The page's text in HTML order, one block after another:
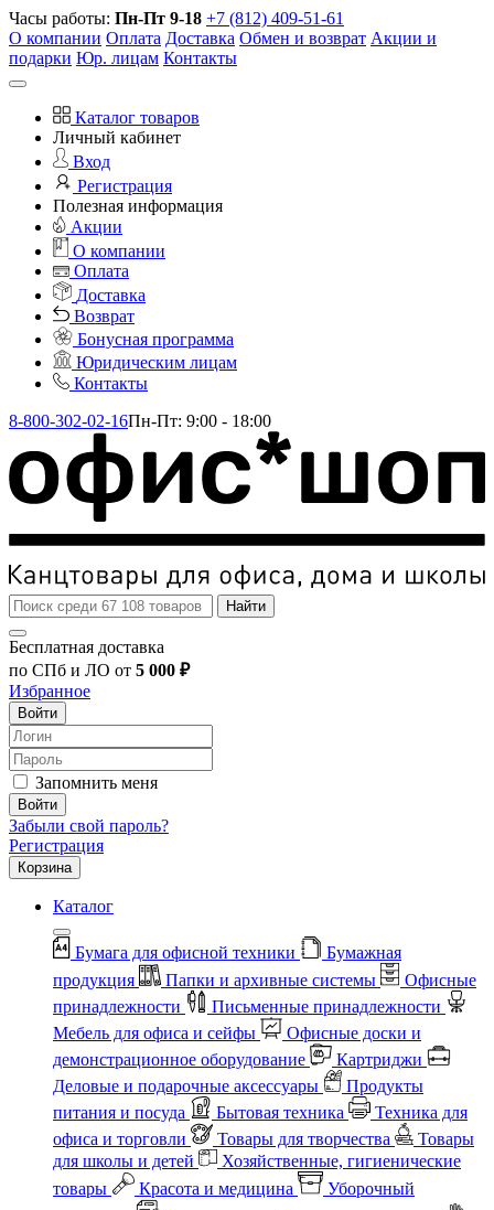
Часы работы: Пн-Пт 9-18 +7 (812) 409-51-61
О компании Оплата Доставка Обмен и возврат Акции и
подарки Юр. лицам Контакты
Каталог товаров
Личный кабинет
Вход
Регистрация
Полезная информация
Акции
О компании
Оплата
Доставка
Возврат
Бонусная программа
Юридическим лицам
Контакты
8-800-302-02-16Пн-Пт: 9:00 - 18:00
Найти
Бесплатная доставка
по СПб и ЛО от 5 000 ₽
Избранное
Войти
Запомнить меня
Войти
Забыли свой пароль?
Регистрация
Корзина
Каталог
Бумага для офисной техники
Бумажная
продукция
Папки и архивные системы
Офисные
принадлежности
Письменные принадлежности
Мебель для офиса и сейфы
Офисные доски и
демонстрационное оборудование
Картриджи
Деловые и подарочные аксессуары
Продукты
питания и посуда
Бытовая техника
Техника для
офиса и торговли
Товары для творчества
Товары
для школы и детей
Хозяйственные, гигиенические
товары
Красота и медицина
Уборочный